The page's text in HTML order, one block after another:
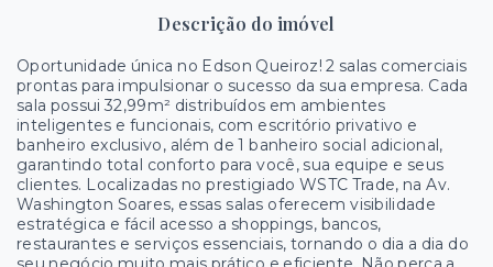
Descrição do imóvel
Oportunidade única no Edson Queiroz! 2 salas comerciais
prontas para impulsionar o sucesso da sua empresa. Cada
sala possui 32,99m² distribuídos em ambientes
inteligentes e funcionais, com escritório privativo e
banheiro exclusivo, além de 1 banheiro social adicional,
garantindo total conforto para você, sua equipe e seus
clientes. Localizadas no prestigiado WSTC Trade, na Av.
Washington Soares, essas salas oferecem visibilidade
estratégica e fácil acesso a shoppings, bancos,
restaurantes e serviços essenciais, tornando o dia a dia do